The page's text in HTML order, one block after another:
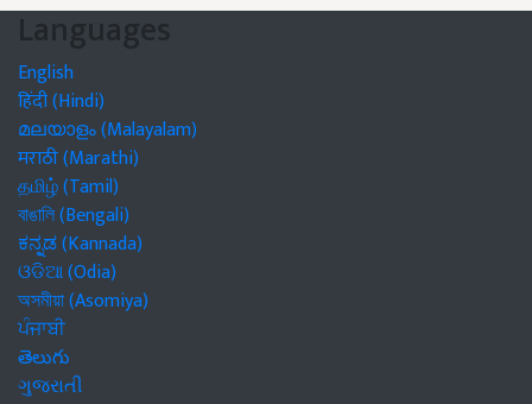
Languages
English
हिंदी (Hindi)
മലയാളം (Malayalam)
मराठी (Marathi)
தமிழ் (Tamil)
বাঙালি (Bengali)
ಕನ್ನಡ (Kannada)
ଓଡିଆ (Odia)
অসমীয়া (Asomiya)
ਪੰਜਾਬੀ
తెలుగు
ગુજરાતી